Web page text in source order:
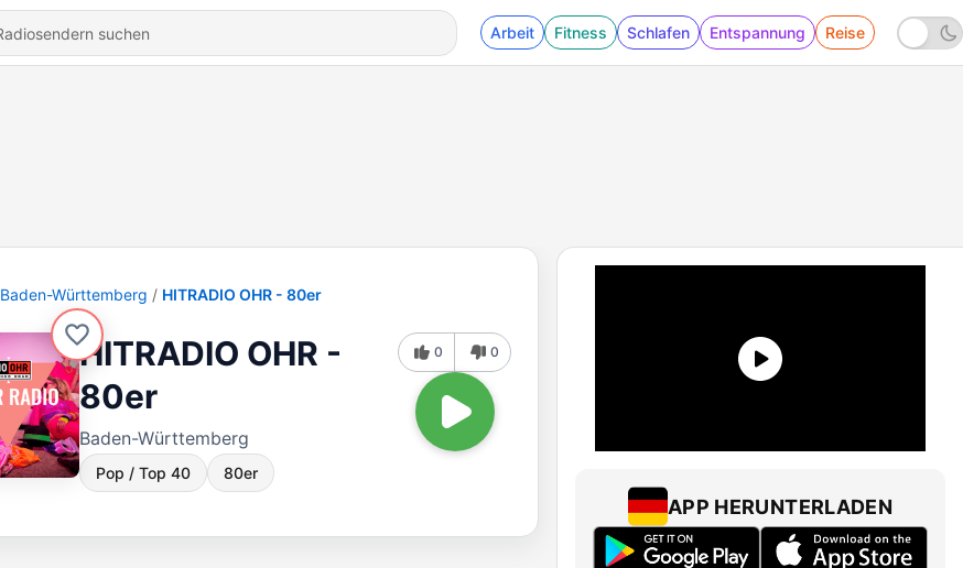
Arbeit Fitness Schlafen Entspannung Reise
Baden-Württemberg HITRADIO OHR - 80er
HITRADIO OHR -
80er
Baden-Württemberg
Pop / Top 40 80er
0 0
APP HERUNTERLADEN